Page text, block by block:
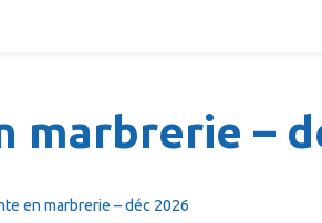
marbrerie –
en marbrerie – déc 2026